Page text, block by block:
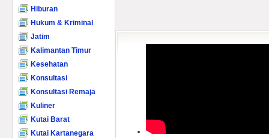
Hiburan
Hukum & Kriminal
Jatim
Kalimantan Timur
Kesehatan
Konsultasi
Konsultasi Remaja
Kuliner
Kutai Barat
Kutai Kartanegara